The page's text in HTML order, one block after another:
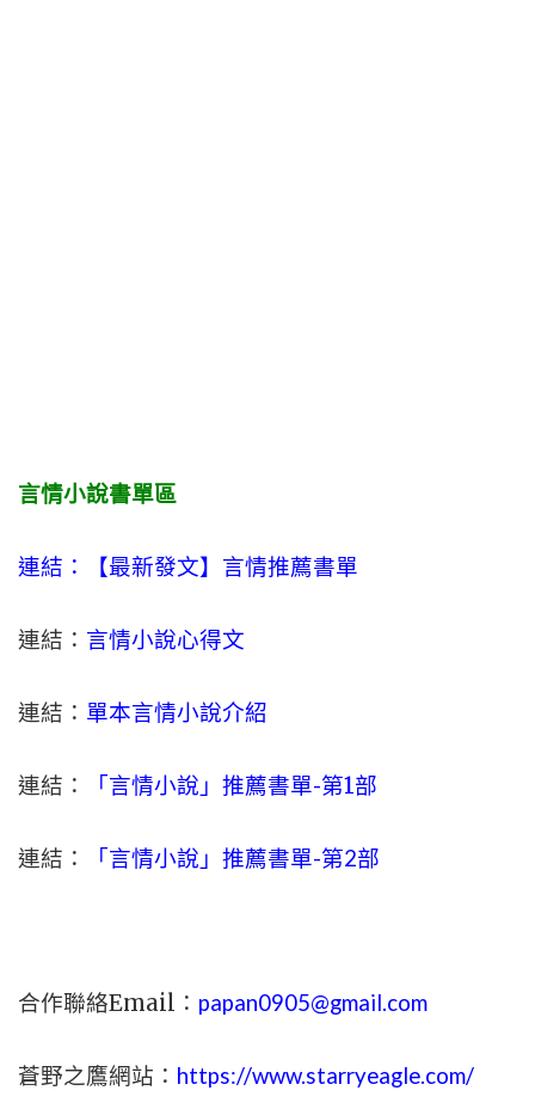
言情小說書單區
連結：【最新發文】 言情推薦書單
連結： 言情小說心得文
連結： 單本言情小說介紹
連結： 「言情小說」推薦書單-第1部
連結： 「言情小說」推薦書單-第2部
合作聯絡Email： papan0905@gmail.com
蒼野之鷹網站： https://www.starryeagle.com/